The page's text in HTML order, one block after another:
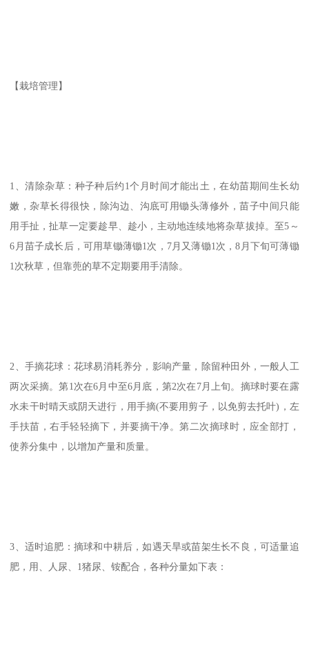
【栽培管理】
1、清除杂草：种子种后约1个月时间才能出土，在幼苗期间生长幼
嫩，杂草长得很快，除沟边、沟底可用锄头薄修外，苗子中间只能
用手扯，扯草一定要趁早、趁小，主动地连续地将杂草拔掉。至5～
6月苗子成长后，可用草锄薄锄1次，7月又薄锄1次，8月下旬可薄锄
1次秋草，但靠蔸的草不定期要用手清除。
2、手摘花球：花球易消耗养分，影响产量，除留种田外，一般人工
两次采摘。第1次在6月中至6月底，第2次在7月上旬。摘球时要在露
水未干时晴天或阴天进行，用手摘(不要用剪子，以免剪去托叶)，左
手扶苗，右手轻轻摘下，并要摘干净。第二次摘球时，应全部打，
使养分集中，以增加产量和质量。
3、适时追肥：摘球和中耕后，如遇天旱或苗架生长不良，可适量追
肥，用、人尿、1猪尿、铵配合，各种分量如下表：